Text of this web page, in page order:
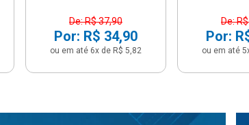
De: R$ 37,90
Por: R$ 34,90
ou em até 6x de R$ 5,82
De:
Por:
ou em até